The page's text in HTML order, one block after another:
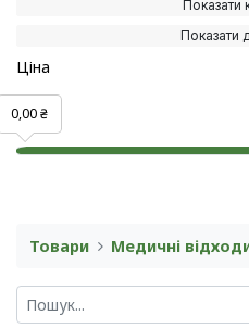
Показати
Показати
Ціна
0,00 ₴
Товари Медичні